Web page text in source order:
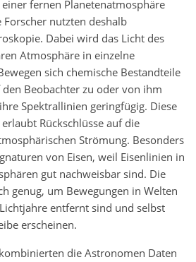
fernen Planetenatmosphäre
nutzten deshalb
Dabei wird das Licht des
Atmosphäre in einzelne
sich chemische Bestandteile
Beobachter zu oder von ihm
Spektrallinien geringfügig. Diese
Rückschlüsse auf die
Strömung. Besonders
von Eisen, weil Eisenlinien in
gut nachweisbar sind. Die
genug, um Bewegungen in Welten
entfernt sind und selbst
erscheinen.
die Astronomen Daten